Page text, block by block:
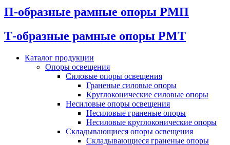
П-образные рамные опоры РМП
Т-образные рамные опоры РМТ
Каталог продукции
Oпоры oсвeщения
Силовые опоры освещения
Граненые силовые опоры
Круглоконические силовые опоры
Несиловые опоры освещения
Несиловые граненые опоры
Несиловые круглоконические опоры
Складывающиеся опоры освещения
Складывающиеся граненые опоры